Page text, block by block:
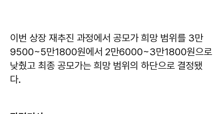
이번 상장 재추진 과정에서 공모가 희망 범위를 3만
9500~5만1800원에서 2만6000~3만1800원으로
낮췄고 최종 공모가는 희망 범위의 하단으로 결정됐
다.